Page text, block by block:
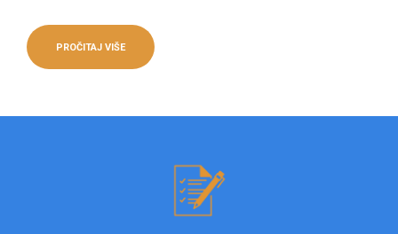
PROČITAJ VIŠE